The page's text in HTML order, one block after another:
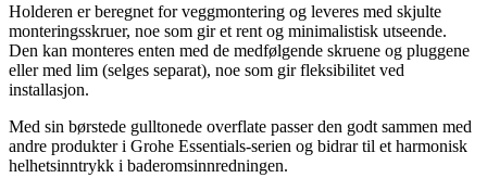
Holderen er beregnet for veggmontering og leveres med skjulte
monteringsskruer, noe som gir et rent og minimalistisk utseende.
Den kan monteres enten med de medfølgende skruene og pluggene
eller med lim (selges separat), noe som gir fleksibilitet ved
installasjon.
Med sin børstede gulltonede overflate passer den godt sammen med
andre produkter i Grohe Essentials-serien og bidrar til et harmonisk
helhetsinntrykk i baderomsinnredningen.